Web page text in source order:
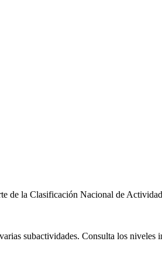
de la Clasificación Nacional de
subactividades. Consulta los niveles